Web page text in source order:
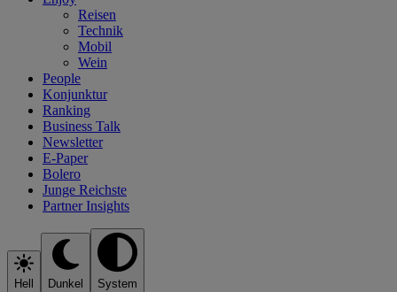
Reisen
Technik
Mobil
Wein
People
Konjunktur
Ranking
Business Talk
Newsletter
E-Paper
Bolero
Junge Reichste
Partner Insights
Hell Dunkel System